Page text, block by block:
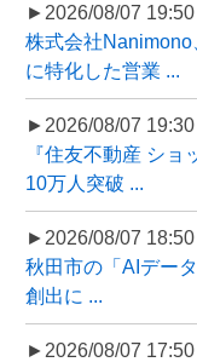
►2026/08/07 19:50
株式会社
に特化した営業 ...
►2026/08/07 19:30
『住友不動産 シ
10万人突破 ...
►2026/08/07 18:50
秋田市の「AIデー
創出に ...
►2026/08/07 17:50